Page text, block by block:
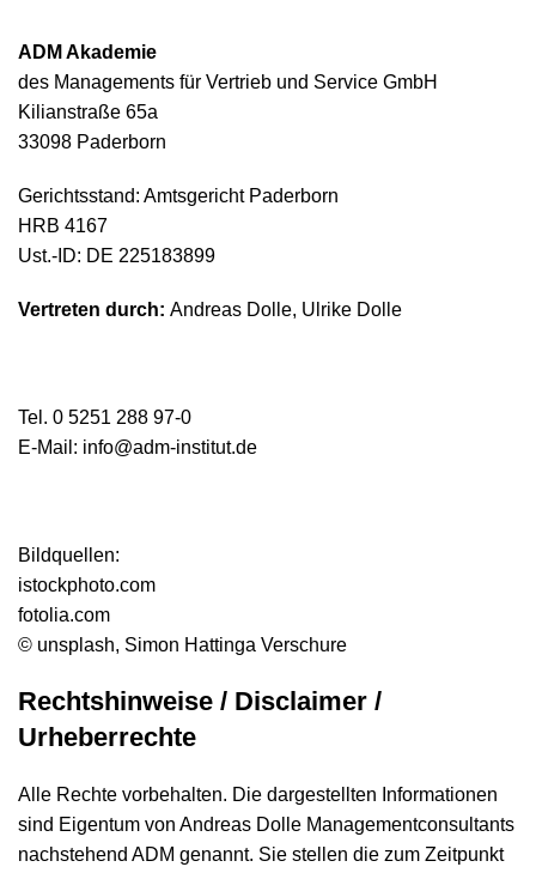
ADM Akademie
des Managements für Vertrieb und Service GmbH
Kilianstraße 65a
33098 Paderborn
Gerichtsstand: Amtsgericht Paderborn
HRB 4167
Ust.-ID: DE 225183899
Vertreten durch: Andreas Dolle, Ulrike Dolle
Tel. 0 5251 288 97-0
E-Mail: info@adm-institut.de
Bildquellen:
istockphoto.com
fotolia.com
© unsplash, Simon Hattinga Verschure
Rechtshinweise / Disclaimer /
Urheberrechte
Alle Rechte vorbehalten. Die dargestellten Informationen
sind Eigentum von Andreas Dolle Managementconsultants
nachstehend ADM genannt. Sie stellen die zum Zeitpunkt